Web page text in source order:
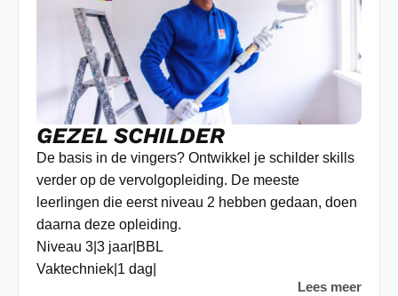
GEZEL SCHILDER
De basis in de vingers? Ontwikkel je schilder skills
verder op de vervolgopleiding. De meeste
leerlingen die eerst niveau 2 hebben gedaan, doen
daarna deze opleiding.
Niveau 3 3 jaar BBL
Vaktechniek 1 dag
Lees meer